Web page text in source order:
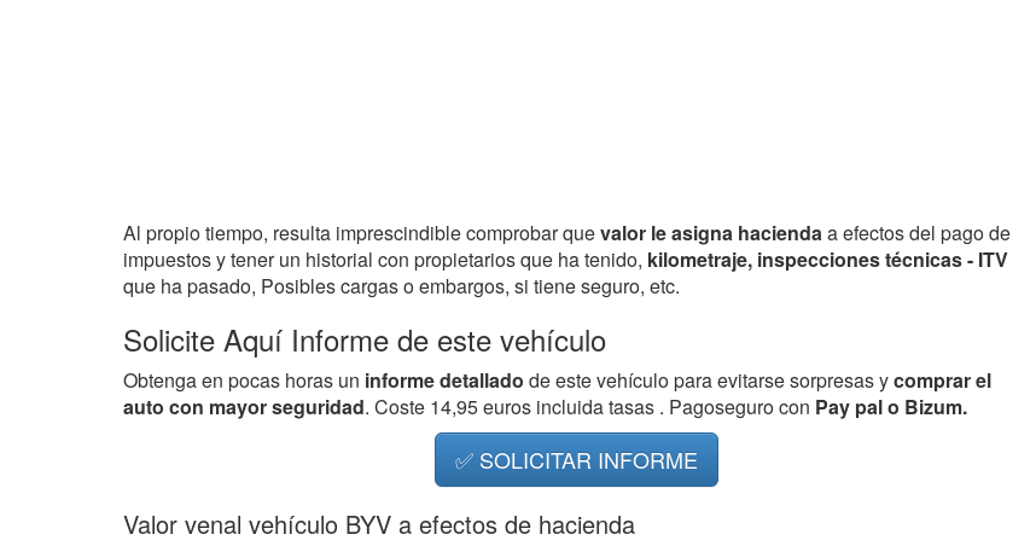
Al propio tiempo, resulta imprescindible comprobar quevalor le asigna haciendaa efectos del pago de
impuestos y tener un historial con propietarios que ha tenido, kilometraje, inspecciones técnicas - ITV
que ha pasado, Posibles cargas o embargos, si tiene seguro, etc.
Solicite Aquí Informe de este vehículo
Obtenga en pocas horas un informe detallado de este vehículo para evitarse sorpresas ycomprar el
auto con mayor seguridad. Coste 14,95 euros incluida tasas . Pagoseguro con Pay pal o Bizum.
✅ SOLICITAR INFORME
Valor venal vehículo BYV a efectos de hacienda